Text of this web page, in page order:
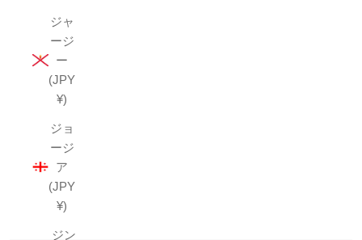
ジャ
ージ
ー
(JPY
¥)
ジョ
ージ
ア
(JPY
¥)
ジン